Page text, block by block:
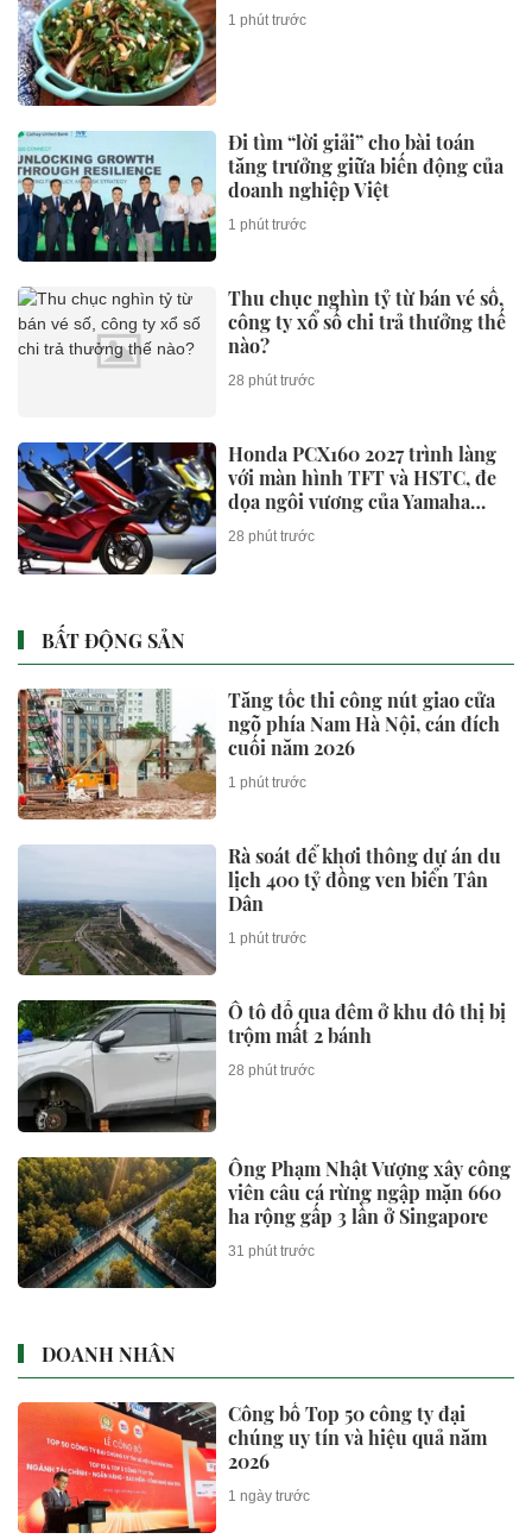
1 phút trước
Đi tìm “lời giải” cho bài toán
tăng trưởng giữa biến động của
doanh nghiệp Việt
1 phút trước
Thu chục nghìn tỷ từ bán vé số,
công ty xổ số chi trả thưởng thế
nào?
28 phút trước
Honda PCX160 2027 trình làng
với màn hình TFT và HSTC, đe
dọa ngôi vương của Yamaha
NVX và Honda SH
28 phút trước
BẤT ĐỘNG SẢN
Tăng tốc thi công nút giao cửa
ngõ phía Nam Hà Nội, cán đích
cuối năm 2026
1 phút trước
Rà soát để khơi thông dự án du
lịch 400 tỷ đồng ven biển Tân
Dân
1 phút trước
Ô tô đỗ qua đêm ở khu đô thị bị
trộm mất 2 bánh
28 phút trước
Ông Phạm Nhật Vượng xây công
viên câu cá rừng ngập mặn 660
ha rộng gấp 3 lần ở Singapore
31 phút trước
DOANH NHÂN
Công bố Top 50 công ty đại
chúng uy tín và hiệu quả năm
2026
1 ngày trước